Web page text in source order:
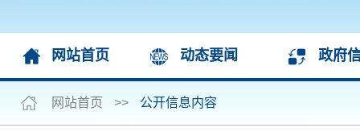
网站首页 动态要闻 政府
网站首页 >> 公开信息内容